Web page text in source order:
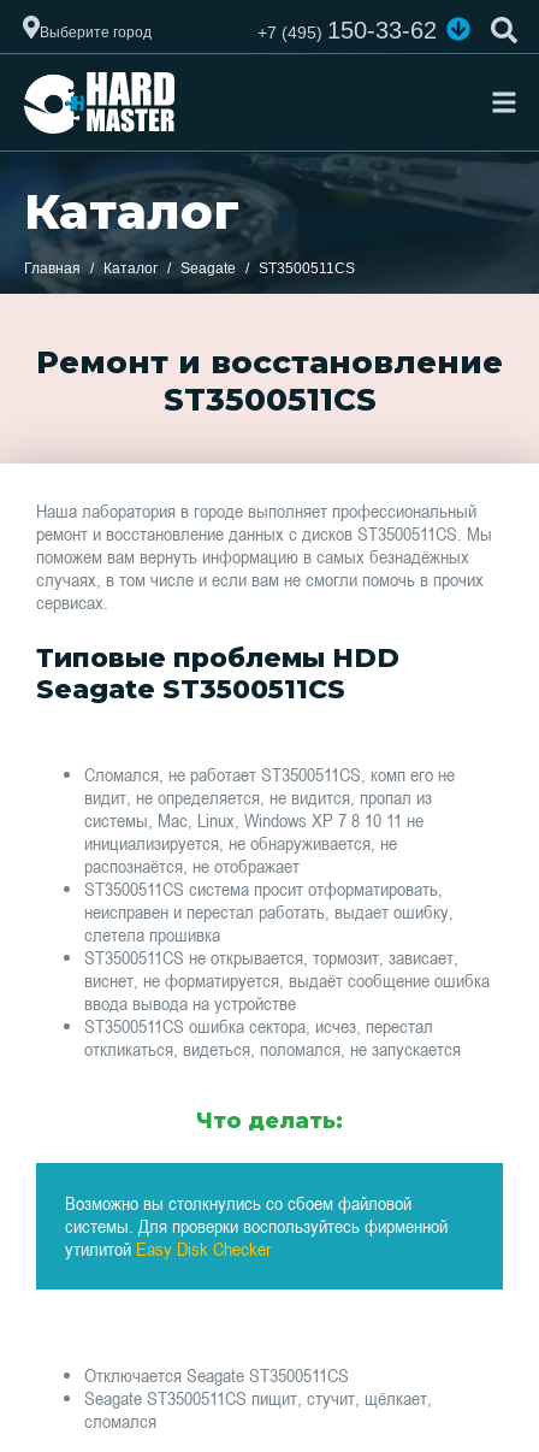
Выберите город +7 (495)150-33-62
Каталог
Главная Каталог Seagate ST3500511CS
Ремонт и восстановление
ST3500511CS
Наша лаборатория в городе выполняет профессиональный
ремонт и восстановление данных с дисков ST3500511CS. Мы
поможем вам вернуть информацию в самых безнадёжных
случаях, в том числе и если вам не смогли помочь в прочих
сервисах.
Типовые проблемы HDD
Seagate ST3500511CS
Сломался, не работает ST3500511CS, комп его не
видит, не определяется, не видится, пропал из
системы, Mac, Linux, Windows XP 7 8 10 11 не
инициализируется, не обнаруживается, не
распознаётся, не отображает
ST3500511CS система просит отформатировать,
неисправен и перестал работать, выдает ошибку,
слетела прошивка
ST3500511CS не открывается, тормозит, зависает,
виснет, не форматируется, выдаёт сообщение ошибка
ввода вывода на устройстве
ST3500511CS ошибка сектора, исчез, перестал
откликаться, видеться, поломался, не запускается
Что делать:
Возможно вы столкнулись со сбоем файловой
системы. Для проверки воспользуйтесь фирменной
утилитой Easy Disk Checker
Отключается Seagate ST3500511CS
Seagate ST3500511CS пищит, стучит, щёлкает,
сломался